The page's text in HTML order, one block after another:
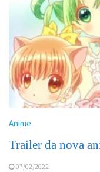
Anime
Trailer da nova
07/02/2022